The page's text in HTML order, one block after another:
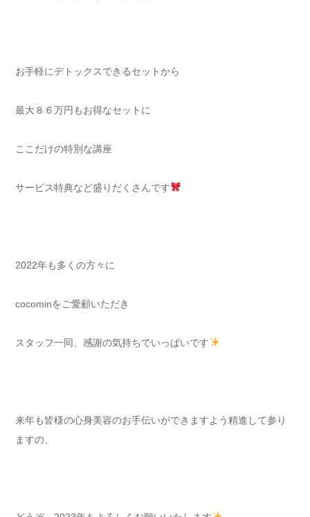
お手軽にデトックスできるセットから
最大８６万円もお得なセットに
ここだけの特別な講座
サービス特典など盛りだくさんです
2022年も多くの方々に
cocominをご愛顧いただき
スタッフ一同、感謝の気持ちでいっぱいです
来年も皆様の心身美容のお手伝いができますよう精進して参り
ますの、